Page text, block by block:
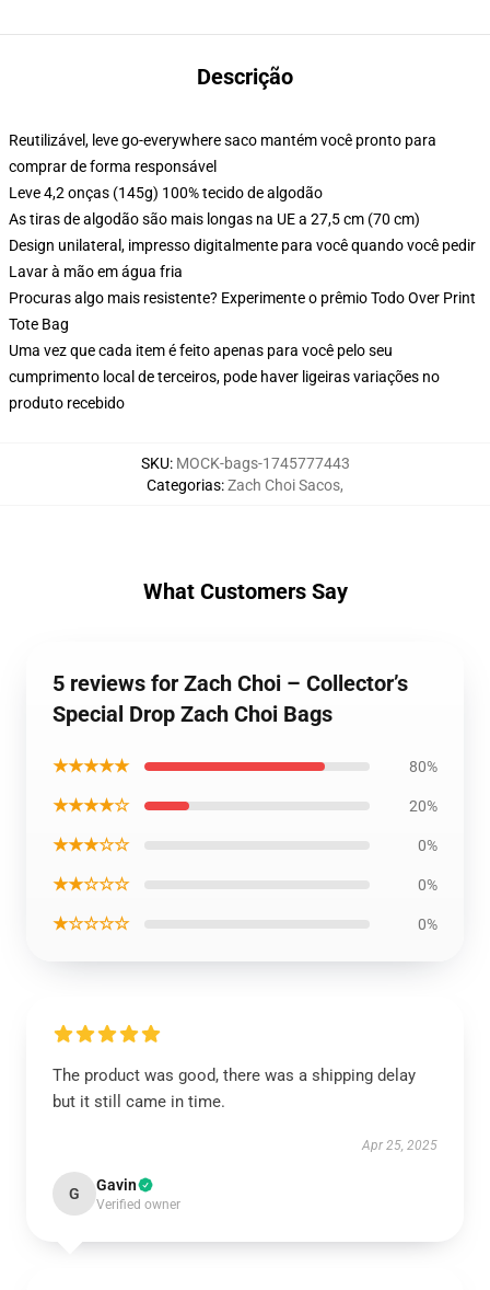
Descrição
Reutilizável, leve go-everywhere saco mantém você pronto para
comprar de forma responsável
Leve 4,2 onças (145g) 100% tecido de algodão
As tiras de algodão são mais longas na UE a 27,5 cm (70 cm)
Design unilateral, impresso digitalmente para você quando você pedir
Lavar à mão em água fria
Procuras algo mais resistente? Experimente o prêmio Todo Over Print
Tote Bag
Uma vez que cada item é feito apenas para você pelo seu
cumprimento local de terceiros, pode haver ligeiras variações no
produto recebido
SKU: MOCK-bags-1745777443
Categorias:Zach Choi Sacos,
What Customers Say
5 reviews for Zach Choi – Collector’s
Special Drop Zach Choi Bags
★★★★★ 80%
★★★★☆ 20%
★★★☆☆ 0%
★★☆☆☆ 0%
★☆☆☆☆ 0%
The product was good, there was a shipping delay
but it still came in time.
Apr 25, 2025
G Gavin
Verified owner